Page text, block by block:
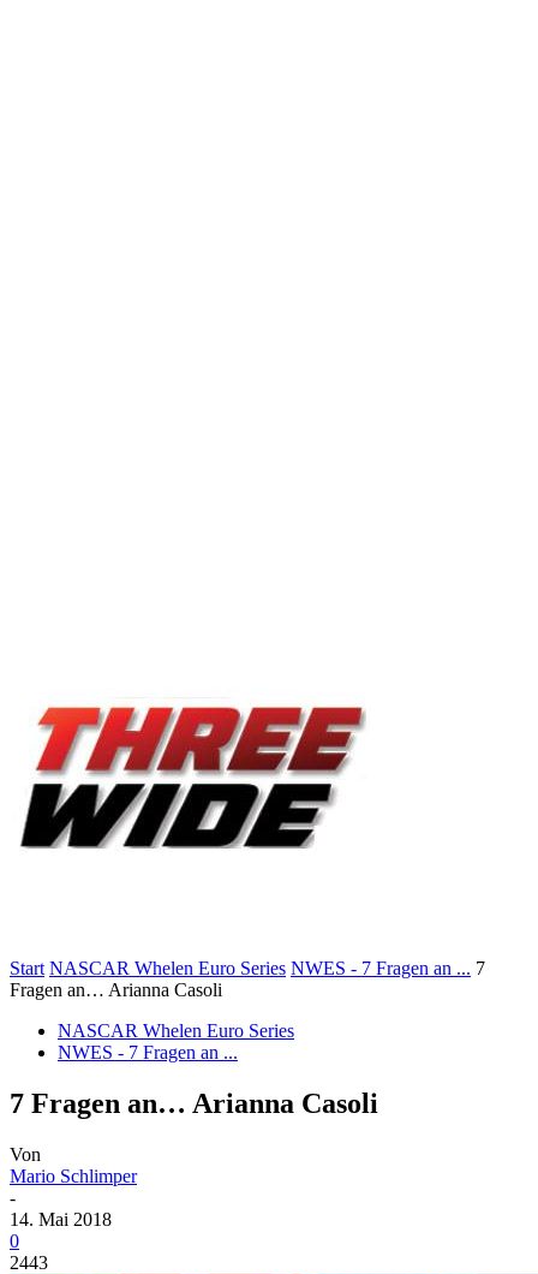
Start NASCAR Whelen Euro Series NWES - 7 Fragen an ... 7
Fragen an… Arianna Casoli
NASCAR Whelen Euro Series
NWES - 7 Fragen an ...
7 Fragen an… Arianna Casoli
Von
Mario Schlimper
-
14. Mai 2018
0
2443